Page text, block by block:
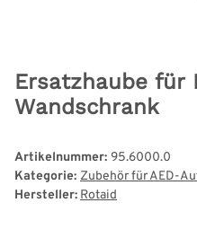
Ersatzhaube für
Wandschrank
Artikelnummer: 95.6000.0
Kategorie: Zubehör für AED-
Hersteller: Rotaid